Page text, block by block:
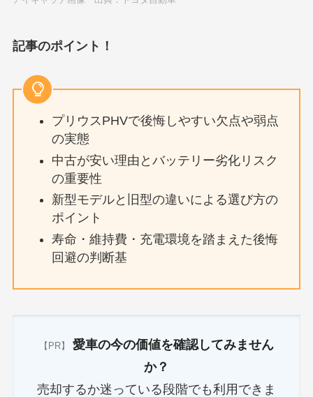
記事のポイント！
プリウスPHVで後悔しやすい欠点や弱点
の実態
中古が安い理由とバッテリー劣化リスク
の重要性
新型モデルと旧型の違いによる選び方の
ポイント
寿命・維持費・充電環境を踏まえた後悔
回避の判断基
【PR】
愛車の今の価値を確認してみません
か？
売却するか迷っている段階でも利用できま